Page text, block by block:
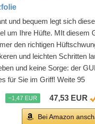
und bequem legt sich
um Ihre Hüfte. MIt diesem
den richtigen
und leichten Schritten
und keine Sorge: der
für Sie im Griff! Weite 95
−1,47 EUR 47,53 EUR
Bei Amazon